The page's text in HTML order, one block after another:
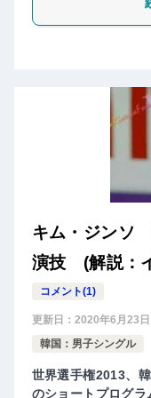
キム・ジンソ
演技 (解説：
コメント(1)
更新日： 2020年6月23日
韓国：男子シングル
世界選手権2013、
のショートプログラ